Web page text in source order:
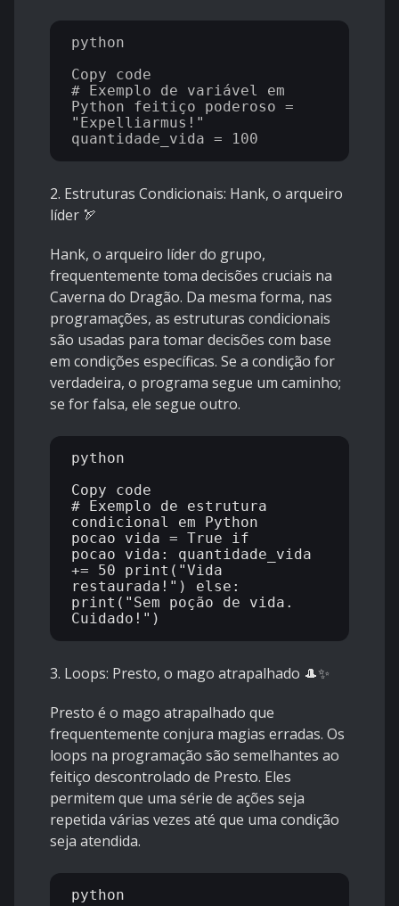
python
Copy code
# Exemplo de variável em
Python feitiço_poderoso =
"Expelliarmus!"
2. Estruturas Condicionais: Hank, o arqueiro
líder 🏹
Hank, o arqueiro líder do grupo,
frequentemente toma decisões cruciais na
Caverna do Dragão. Da mesma forma, nas
programações, as estruturas condicionais
são usadas para tomar decisões com base
em condições específicas. Se a condição for
verdadeira, o programa segue um caminho;
se for falsa, ele segue outro.
python
Copy code
# Exemplo de estrutura
condicional em Python
pocao_vida = True if
pocao_vida: quantidade_vida
+= 50 print("Vida
restaurada!") else:
print("Sem poção de vida.
3. Loops: Presto, o mago atrapalhado 🎩✨
Presto é o mago atrapalhado que
frequentemente conjura magias erradas. Os
loops na programação são semelhantes ao
feitiço descontrolado de Presto. Eles
permitem que uma série de ações seja
repetida várias vezes até que uma condição
seja atendida.
python